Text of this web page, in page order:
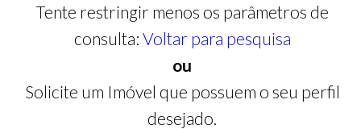
Tente restringir menos os parâmetros de
consulta: Voltar para pesquisa
ou
Solicite um Imóvel que possuem o seu perfil
desejado.